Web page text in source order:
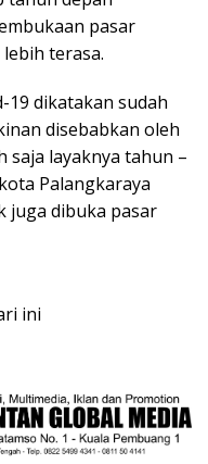
pasar
terasa.
19 dikatakan sudah
disebabkan oleh
saja layaknya tahun –
Palangkaraya
juga dibuka pasar
ini